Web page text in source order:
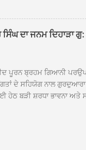
ਉਨ੍ਹਾਂ ਦੱਸਿਆ ਕਿ ਉਹ
ਵਿਚਕਾਰ ਹੋਈ ਜਾਪਦੀ ਹੈ।
ਨੇ ਦੱਸਿਆ ਕਿ ਸਕੂਲ ਵਿੱਚ
ਨੇ ਖੂਬ ਪ੍ਰਸੰਸਾ ਕੀਤੀ
ਸਿੰਘ ਦਾ ਜਨਮ ਦਿਹਾੜਾ
ਪੂਰਨ ਬ੍ਰਹਮ ਗਿਆਨੀ
ਦੇ ਸਹਿਯੋਗ ਨਾਲ
ਹੇਠ ਬੜੀ ਸ਼ਰਧਾ ਭਾਵਨਾ
ਵਿਚ ਸਮੁੱਚੇ ਇਲਾਕੇ ਦੀਆਂ